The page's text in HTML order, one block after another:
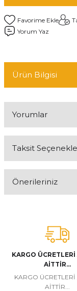
Yorum Yaz
Ürün Bilgisi
Yorumlar
Taksit
Önerileriniz
tarafımıza iletebilirsiniz.
Görüş ve önerileriniz
Ürün resmi
Ürün
Ürün bilgilerinde
KARGO
AİTTİR...
KARGO ÜCRETLERİ
AİTTİR...